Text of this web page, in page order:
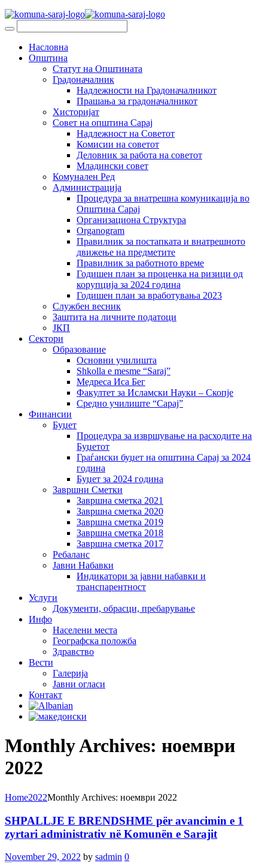
Насловна
Општина
Статут на Општината
Градоначалник
Надлежности на Градоначалникот
Прашања за градоначалникот
Хисторијат
Совет на општина Сарај
Надлежност на Советот
Комисии на советот
Деловник за работа на советот
Младински совет
Комунален Ред
Администрација
Процедура за внатрешна комуникација во
Општина Сарај
Организациона Структура
Organogram
Правилник за постапката и внатрешното
движење на предметите
Правилник за работното време
Годишен план за проценка на ризици од
корупција за 2024 година
Годишен план за вработувања 2023
Службен весник
Заштита на личните податоци
ЈКП
Сектори
Образование
Основни училишта
Shkolla e mesme “Saraj”
Медреса Иса Бег
Факултет за Исламски Науки – Скопје
Средно училиште “Сарај”
Финансии
Буџет
Процедура за извршување на расходите на
Буџетот
Граѓански буџет на општина Сарај за 2024
година
Буџет за 2024 година
Завршни Сметки
Завршна сметка 2021
Завршна сметка 2020
Завршна сметка 2019
Завршна сметка 2018
Завршна сметка 2017
Ребаланс
Јавни Набавки
Индикатори за јавни набавки и
транспарентност
Услуги
Документи, обрасци, пребарување
Инфо
Населени места
Географска положба
Здравство
Вести
Галеријa
Јавни огласи
Контакт
Monthly Archives: ноември
2022
Home2022Monthly Archives: ноември 2022
SHPALLJE E BRENDSHME për avancimin e 1
zyrtari administrativ në Komunën e Sarajit
November 29, 2022 by sadmin 0